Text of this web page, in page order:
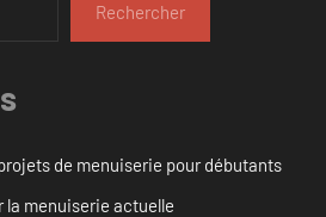
Rechercher
de menuiserie pour débutants
la menuiserie actuelle